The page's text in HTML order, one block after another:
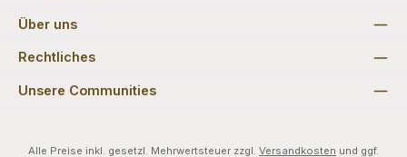
Über uns
Rechtliches
Unsere Communities
Alle Preise inkl. gesetzl. Mehrwertsteuer zzgl. Versandkosten und ggf.